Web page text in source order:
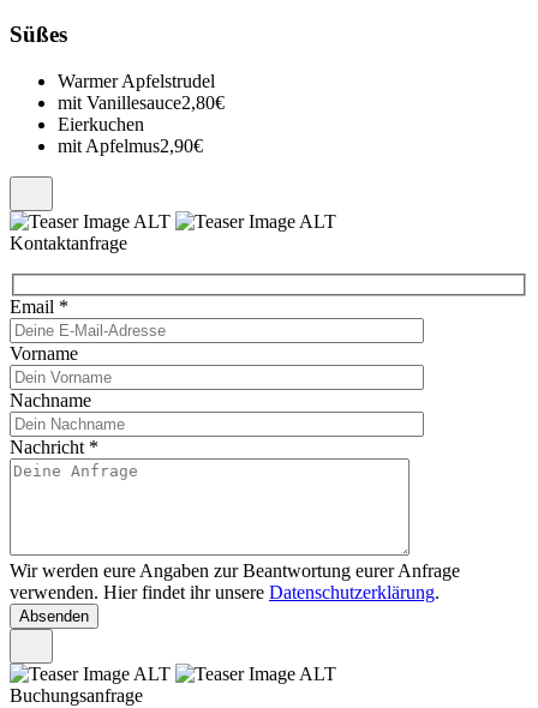
Süßes
Warmer Apfelstrudel
mit Vanillesauce2,80€
Eierkuchen
mit Apfelmus2,90€
Kontaktanfrage
Email *
Vorname
Nachname
Nachricht *
Wir werden eure Angaben zur Beantwortung eurer Anfrage
verwenden. Hier findet ihr unsere Datenschutzerklärung.
Buchungsanfrage